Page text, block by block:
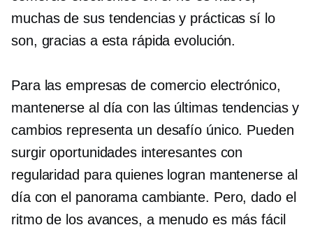
muchas de sus tendencias y prácticas sí lo
son, gracias a esta rápida evolución.
Para las empresas de comercio electrónico,
mantenerse al día con las últimas tendencias y
cambios representa un desafío único. Pueden
surgir oportunidades interesantes con
regularidad para quienes logran mantenerse al
día con el panorama cambiante. Pero, dado el
ritmo de los avances, a menudo es más fácil